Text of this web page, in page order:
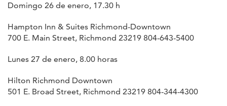
Domingo 26 de enero, 17.30 h
Hampton Inn & Suites Richmond-Downtown
700 E. Main Street, Richmond 23219 804-643-5400
Lunes 27 de enero, 8.00 horas
Hilton Richmond Downtown
501 E. Broad Street, Richmond 23219 804-344-4300